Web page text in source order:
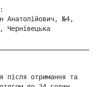
Анатолійович, №4,
Чернівецька
після отримання та